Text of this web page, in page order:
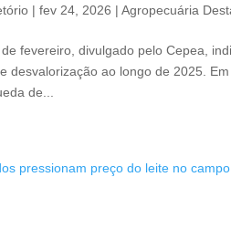
|fev 24, 2026 |Agropecuária
fevereiro, divulgado pelo Cepea,
desvalorização ao longo de 2025.
de...